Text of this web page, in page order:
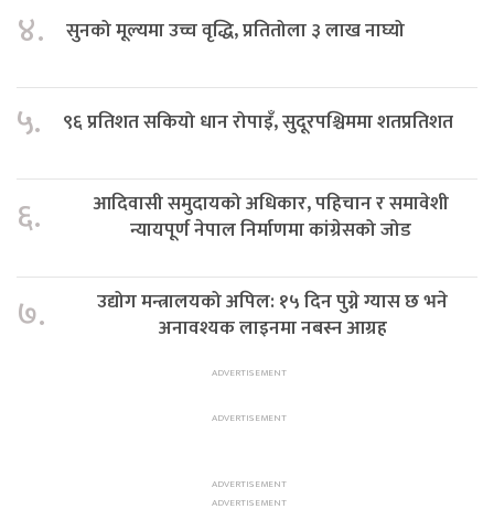
४. सुनको मूल्यमा उच्च वृद्धि, प्रतितोला ३ लाख नाघ्यो
५. ९६ प्रतिशत सकियो धान रोपाइँ, सुदूरपश्चिममा शतप्रतिशत
६.
आदिवासी समुदायको अधिकार, पहिचान र समावेशी
न्यायपूर्ण नेपाल निर्माणमा कांग्रेसको जोड
७.
उद्योग मन्त्रालयको अपिल: १५ दिन पुग्ने ग्यास छ भने
अनावश्यक लाइनमा नबस्न आग्रह